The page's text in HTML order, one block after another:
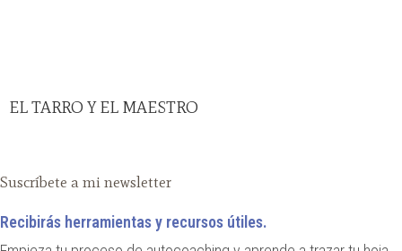
EL TARRO Y EL MAESTRO
Suscríbete a mi newsletter
Recibirás herramientas y recursos útiles.